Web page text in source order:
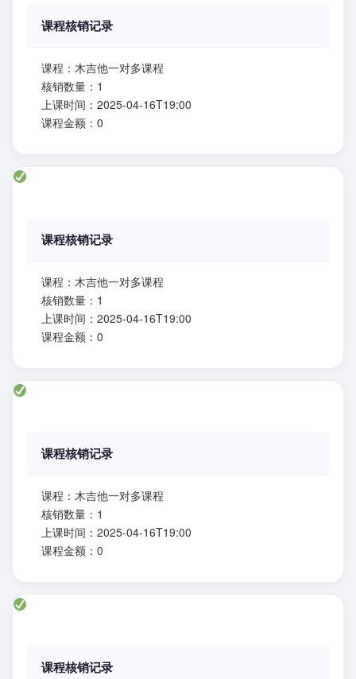
课程核销记录
课程：木吉他一对多课程
核销数量：1
上课时间：2025-04-16T19:00
课程金额：0
课程核销记录
课程：木吉他一对多课程
核销数量：1
上课时间：2025-04-16T19:00
课程金额：0
课程核销记录
课程：木吉他一对多课程
核销数量：1
上课时间：2025-04-16T19:00
课程金额：0
课程核销记录